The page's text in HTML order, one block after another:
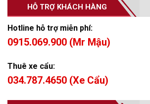
HỖ TRỢ KHÁCH HÀNG
Hotline hỗ trợ miễn phí:
0915.069.900 (Mr Mậu)
Thuê xe cẩu:
034.787.4650 (Xe Cẩu)